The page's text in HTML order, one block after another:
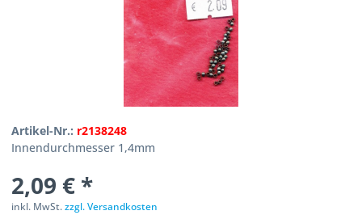
Artikel-Nr.: r2138248
Innendurchmesser 1,4mm
2,09 € *
inkl. MwSt.zzgl. Versandkosten